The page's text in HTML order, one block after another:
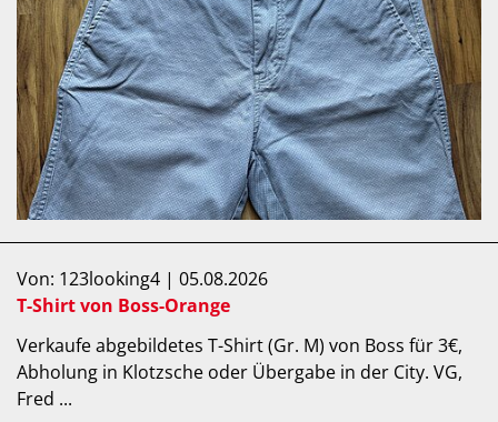
Von: 123looking4 | 05.08.2026
T-Shirt von Boss-Orange
Verkaufe abgebildetes T-Shirt (Gr. M) von Boss für 3€,
Abholung in Klotzsche oder Übergabe in der City. VG,
Fred ...